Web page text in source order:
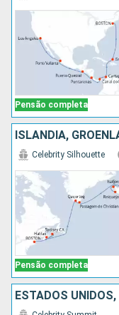
Pensão completa
Pensão completa
Celebrity Silhouette